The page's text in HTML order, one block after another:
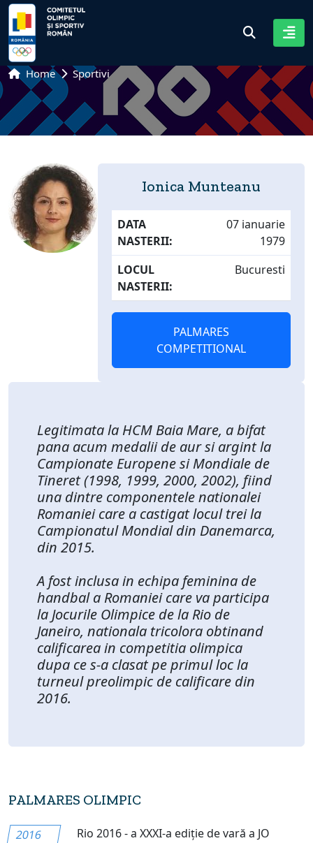
Home Sportivi
Ionica Munteanu
DATA
NASTERII:
07 ianuarie
1979
LOCUL
NASTERII:
Bucuresti
PALMARES
COMPETITIONAL
Legitimata la HCM Baia Mare, a bifat
pana acum medalii de aur si argint la
Campionate Europene si Mondiale de
Tineret (1998, 1999, 2000, 2002), fiind
una dintre componentele nationalei
Romaniei care a castigat locul trei la
Campionatul Mondial din Danemarca,
din 2015.
A fost inclusa in echipa feminina de
handbal a Romaniei care va participa
la Jocurile Olimpice de la Rio de
Janeiro, nationala tricolora obtinand
calificarea in competitia olimpica
dupa ce s-a clasat pe primul loc la
turneul preolimpic de calificare din
2016.
PALMARES OLIMPIC
2016 Rio 2016 - a XXXI-a ediție de vară a JO